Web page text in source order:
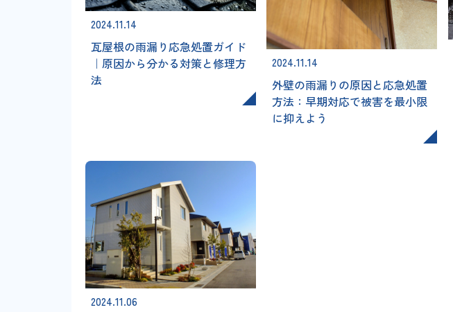
2024.11.14
瓦屋根の雨漏り応急処置ガイド
｜原因から分かる対策と修理方
法
2024.11.14
外壁の雨漏りの原因と応急処置
方法：早期対応で被害を最小限
に抑えよう
2024.11.06